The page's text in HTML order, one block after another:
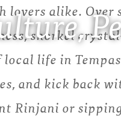
lovers alike. Over
snorkel
life in
and kick back
Rinjani or